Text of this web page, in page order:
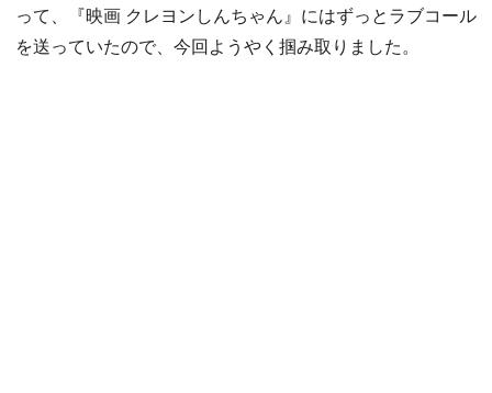
って、『映画 クレヨンしんちゃん』にはずっとラブコール
を送っていたので、今回ようやく掴み取りました。